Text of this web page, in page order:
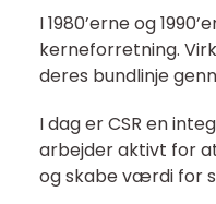
I 1980’erne og
kerneforretning.
deres bundlinje
I dag er CSR en
arbejder aktivt for
og skabe værdi for